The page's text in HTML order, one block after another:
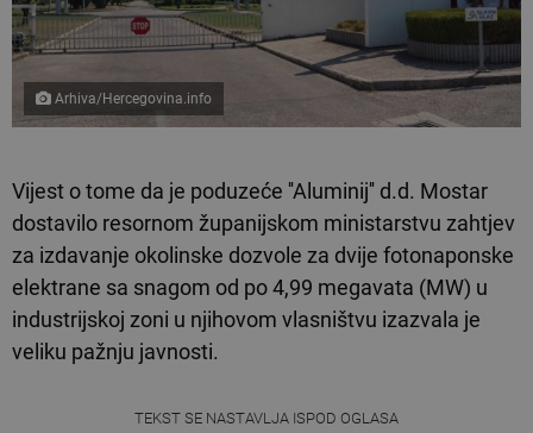
Arhiva/Hercegovina.info
Vijest o tome da je poduzeće ''Aluminij'' d.d. Mostar
dostavilo resornom županijskom ministarstvu zahtjev
za izdavanje okolinske dozvole za dvije fotonaponske
elektrane sa snagom od po 4,99 megavata (MW) u
industrijskoj zoni u njihovom vlasništvu izazvala je
veliku pažnju javnosti.
TEKST SE NASTAVLJA ISPOD OGLASA